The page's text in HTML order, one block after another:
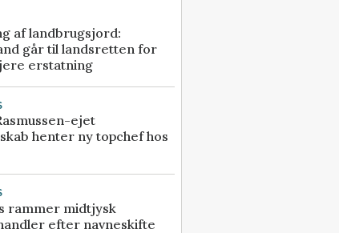
af landbrugsjord:
går til landsretten for
erstatning
ejet
henter ny topchef hos
rammer midtjysk
efter navneskifte